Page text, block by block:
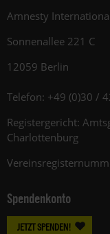
Amnesty
Sonnenallee 221 C
12059 Berlin
Telefon: +49 (0)30 /
Registergericht:
Charlottenburg
Spendenkonto
JETZT SPENDEN!